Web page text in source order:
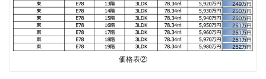
価格表②